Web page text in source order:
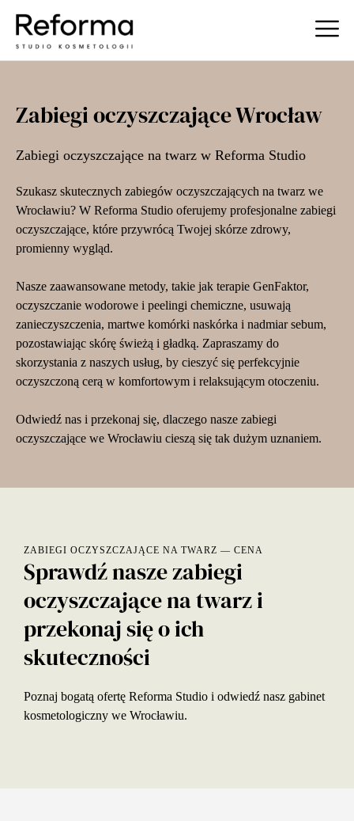
Zabiegi oczyszczające Wrocław
Zabiegi oczyszczające na twarz w Reforma Studio
Szukasz skutecznych zabiegów oczyszczających na twarz we
Wrocławiu? W Reforma Studio oferujemy profesjonalne zabiegi
oczyszczające, które przywrócą Twojej skórze zdrowy,
promienny wygląd.
Nasze zaawansowane metody, takie jak terapie GenFaktor,
oczyszczanie wodorowe i peelingi chemiczne, usuwają
zanieczyszczenia, martwe komórki naskórka i nadmiar sebum,
pozostawiając skórę świeżą i gładką. Zapraszamy do
skorzystania z naszych usług, by cieszyć się perfekcyjnie
oczyszczoną cerą w komfortowym i relaksującym otoczeniu.
Odwiedź nas i przekonaj się, dlaczego nasze zabiegi
oczyszczające we Wrocławiu cieszą się tak dużym uznaniem.
ZABIEGI OCZYSZCZAJĄCE NA TWARZ — CENA
Sprawdź nasze zabiegi
oczyszczające na twarz i
przekonaj się o ich
skuteczności
Poznaj bogatą ofertę Reforma Studio i odwiedź nasz gabinet
kosmetologiczny we Wrocławiu.